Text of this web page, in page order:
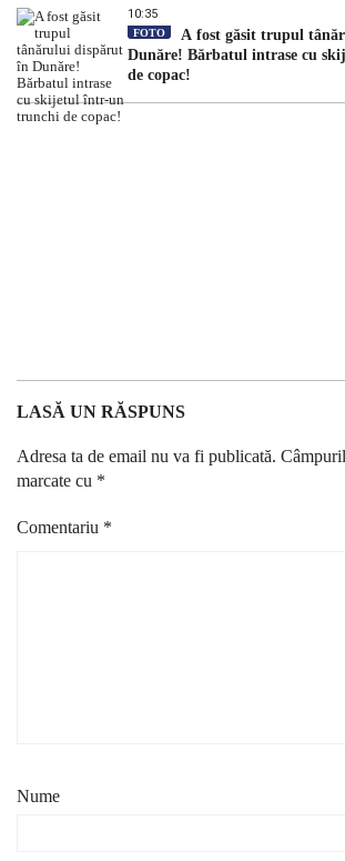
10:35
FOTO
A fost găsit trupul
Dunăre! Bărbatul intrase cu
de copac!
LASĂ UN RĂSPUNS
Adresa ta de email nu va fi publicată.
marcate cu *
Comentariu *
Nume